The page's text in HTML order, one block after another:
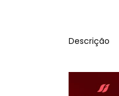
Descrição